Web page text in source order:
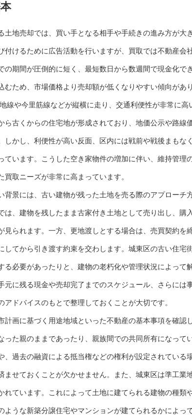
地売却では、買い手となる相手や手続きの進み方が大
けるために広告活動を行いますが、買取では不動産会
期間が圧倒的に短く、最短数日から数週間で現金化で
ため、市場価格より売却額が低くなりやすい傾向があ
線や今里筋線などが縦横に走り、交通利便性が非常に高
古くからの住宅地が形成されており、地価公示や路線
かし、利便性が高い反面、区内には戦前や戦後まもな
います。こうした空き家物件の増加に伴い、維持管理
取ニーズが非常に高まっています。
景には、古い建物が残った土地を売る際のアプローチ
、建物を残したまま古家付き土地として売り出し、購
られます。一方、更地渡しとする場合は、売買契約を
てから引き渡す約束を交わします。城東区の古い住宅
必要があったりと、建物の老朽化や管理状況によって
に残る現金や売却完了までのスケジュール、さらには
ドバイスのもとで整理しておくことが大切です。
画に基づく用途地域といった不動産の基本事項を確認
た親のままであったり、親族間での共同所有になって
過去の融資による抵当権などの権利が設定されている
せておくことが欠かせません。また、城東区は準工業
ています。これによって土地に建てられる建物の種類
うな新築分譲住宅やマンションが建てられるかによっ